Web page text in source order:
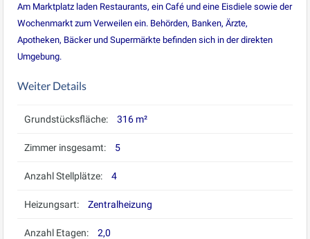
Am Marktplatz laden Restaurants, ein Café und eine Eisdiele sowie der
Wochenmarkt zum Verweilen ein. Behörden, Banken, Ärzte,
Apotheken, Bäcker und Supermärkte befinden sich in der direkten
Umgebung.
Weiter Details
Grundstücksfläche: 316 m²
Zimmer insgesamt: 5
Anzahl Stellplätze: 4
Heizungsart: Zentralheizung
Anzahl Etagen: 2,0